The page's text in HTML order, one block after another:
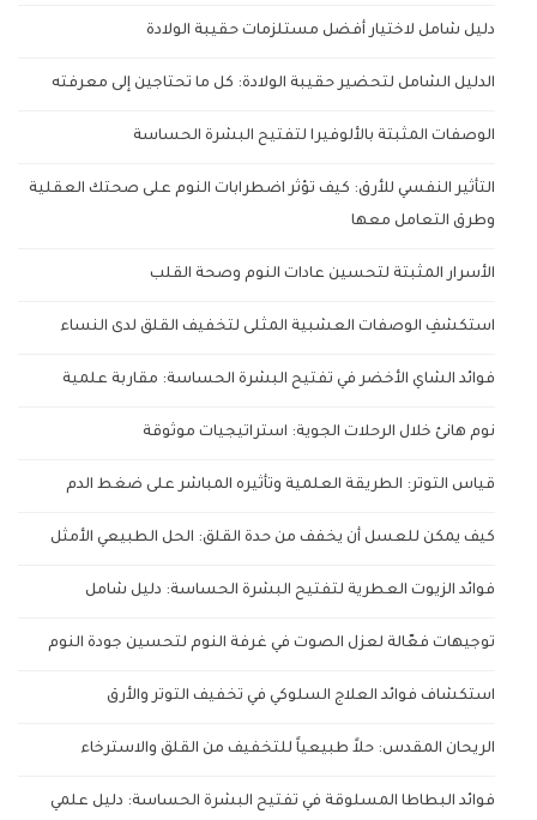
دليل شامل لاختيار أفضل مستلزمات حقيبة الولادة
الدليل الشامل لتحضير حقيبة الولادة: كل ما تحتاجين إلى معرفته
الوصفات المثبتة بالألوفيرا لتفتيح البشرة الحساسة
التأثير النفسي للأرق: كيف تؤثر اضطرابات النوم على صحتك العقلية
وطرق التعامل معها
الأسرار المثبتة لتحسين عادات النوم وصحة القلب
استكشفِ الوصفات العشبية المثلى لتخفيف القلق لدى النساء
فوائد الشاي الأخضر في تفتيح البشرة الحساسة: مقاربة علمية
نوم هانئ خلال الرحلات الجوية: استراتيجيات موثوقة
قياس التوتر: الطريقة العلمية وتأثيره المباشر على ضغط الدم
كيف يمكن للعسل أن يخفف من حدة القلق: الحل الطبيعي الأمثل
فوائد الزيوت العطرية لتفتيح البشرة الحساسة: دليل شامل
توجيهات فعّالة لعزل الصوت في غرفة النوم لتحسين جودة النوم
استكشاف فوائد العلاج السلوكي في تخفيف التوتر والأرق
الريحان المقدس: حلاً طبيعياً للتخفيف من القلق والاسترخاء
فوائد البطاطا المسلوقة في تفتيح البشرة الحساسة: دليل علمي